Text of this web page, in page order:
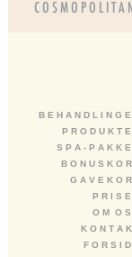
B E H A N D L I N G E
P R O D U K T E
S P A - P A K K E
B O N U S K O
G A V E K O
P R I S E
O M O S
K O N T A
F O R S I D